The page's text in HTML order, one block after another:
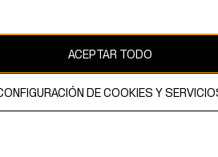
& Mauritz AB
ACEPTAR TODO
DE COOKIES Y